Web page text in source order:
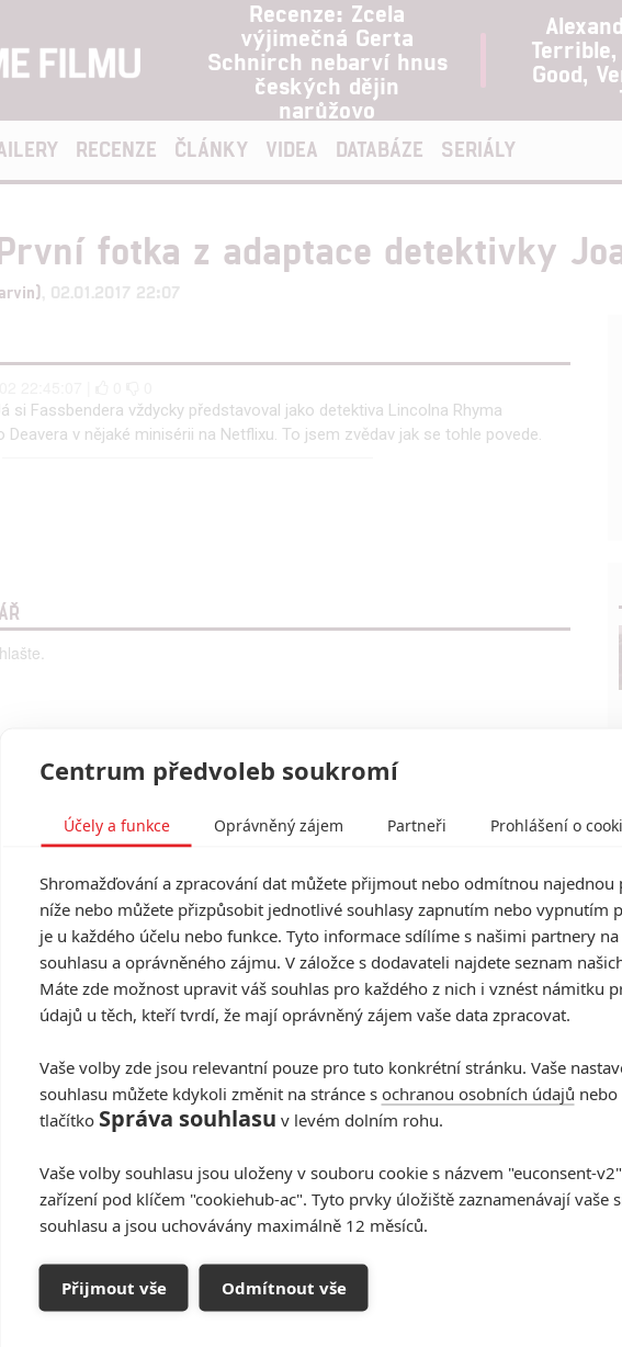
Recenze: Zcela
výjimečná Gerta
Schnirch nebarví hnus
českých dějin
narůžovo
Good,
RECENZE ČLÁNKY VIDEA DATABÁZE SERIÁLY
fotka z adaptace detektivky
, 02.01.2017 22:07
si Fassbendera vždycky představoval jako detektiva Lincolna Rhyma
v nějaké minisérii na Netflixu. To jsem zvědav jak se tohle povede.
Centrum předvoleb soukromí
Účely a funkce Oprávněný zájem Partneři Prohlášení o
Shromažďování a zpracování dat můžete přijmout nebo odmítnou najednou
níže nebo můžete přizpůsobit jednotlivé souhlasy zapnutím nebo vypnutím
je u každého účelu nebo funkce. Tyto informace sdílíme s našimi partnery na
souhlasu a oprávněného zájmu. V záložce s dodavateli najdete seznam
Máte zde možnost upravit váš souhlas pro každého z nich i vznést námitku
údajů u těch, kteří tvrdí, že mají oprávněný zájem vaše data zpracovat.
Vaše volby zde jsou relevantní pouze pro tuto konkrétní stránku. Vaše
souhlasu můžete kdykoli změnit na stránce s ochranou osobních údajů
tlačítko Správa souhlasu v levém dolním rohu.
Vaše volby souhlasu jsou uloženy v souboru cookie s názvem "euconsent-
zařízení pod klíčem "cookiehub-ac". Tyto prvky úložiště zaznamenávají vaše
souhlasu a jsou uchovávány maximálně 12 měsíců.
Přijmout vše Odmítnout vše